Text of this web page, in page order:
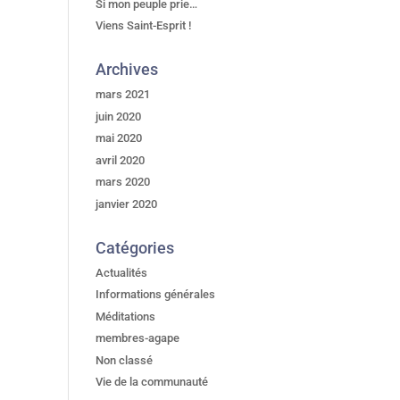
Si mon peuple prie…
Viens Saint-Esprit !
Archives
mars 2021
juin 2020
mai 2020
avril 2020
mars 2020
janvier 2020
Catégories
Actualités
Informations générales
Méditations
membres-agape
Non classé
Vie de la communauté